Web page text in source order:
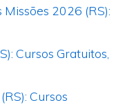
2026 (RS):
Cursos Gratuitos,
Cursos